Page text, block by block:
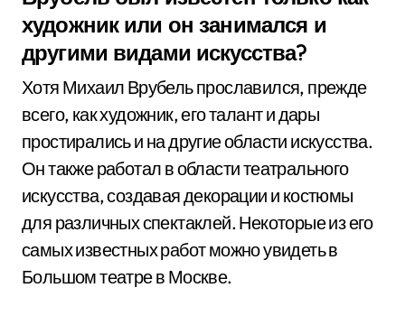
художник или он занимался и
другими видами искусства?
Хотя Михаил Врубель прославился, прежде
всего, как художник, его талант и дары
простирались и на другие области искусства.
Он также работал в области театрального
искусства, создавая декорации и костюмы
для различных спектаклей. Некоторые из его
самых известных работ можно увидеть в
Большом театре в Москве.